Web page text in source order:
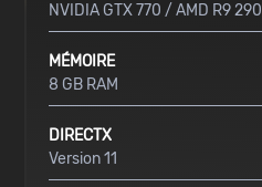
NVIDIA GTX 770 / AMD R9 290
MÉMOIRE
8 GB RAM
DIRECTX
Version 11